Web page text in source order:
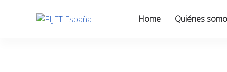
Home Quiénes